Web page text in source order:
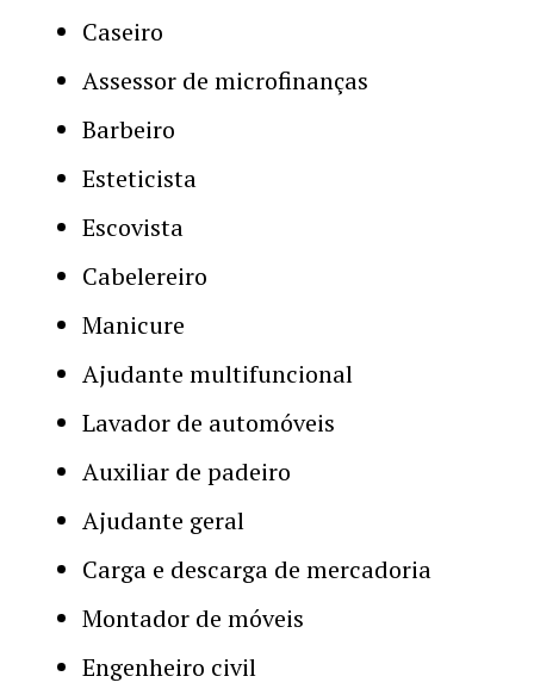
Caseiro
Assessor de microfinanças
Barbeiro
Esteticista
Escovista
Cabelereiro
Manicure
Ajudante multifuncional
Lavador de automóveis
Auxiliar de padeiro
Ajudante geral
Carga e descarga de mercadoria
Montador de móveis
Engenheiro civil